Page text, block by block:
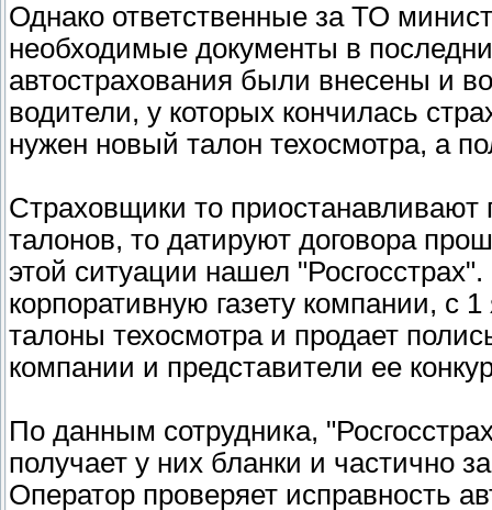
Однако ответственные за ТО
необходимые документы в
автострахования были внесены и
водители, у которых кончилась
нужен новый талон техосмотра, а
Страховщики то
талонов, то датируют договора
этой ситуации нашел
корпоративную газету компании, с
талоны техосмотра и продает
компании и представители ее
По данным сотрудника,
получает у них бланки и частично
Оператор проверяет исправность